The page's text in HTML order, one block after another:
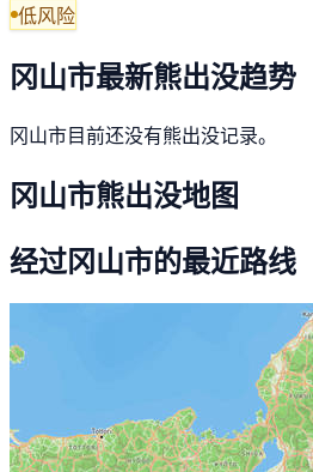
低风险
冈山市最新熊出没趋势
冈山市目前还没有熊出没记录。
冈山市熊出没地图
经过冈山市的最近路线